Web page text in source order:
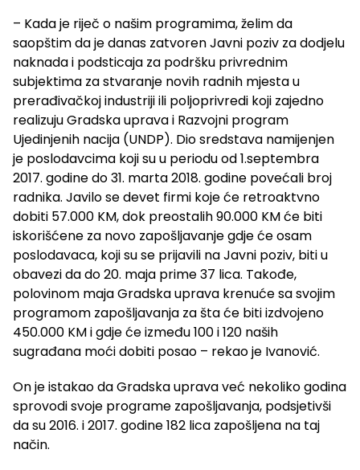
– Kada je riječ o našim programima, želim da
saopštim da je danas zatvoren Javni poziv za dodjelu
naknada i podsticaja za podršku privrednim
subjektima za stvaranje novih radnih mjesta u
prerađivačkoj industriji ili poljoprivredi koji zajedno
realizuju Gradska uprava i Razvojni program
Ujedinjenih nacija (UNDP). Dio sredstava namijenjen
je poslodavcima koji su u periodu od 1.septembra
2017. godine do 31. marta 2018. godine povećali broj
radnika. Javilo se devet firmi koje će retroaktvno
dobiti 57.000 KM, dok preostalih 90.000 KM će biti
iskorišćene za novo zapošljavanje gdje će osam
poslodavaca, koji su se prijavili na Javni poziv, biti u
obavezi da do 20. maja prime 37 lica. Takođe,
polovinom maja Gradska uprava krenuće sa svojim
programom zapošljavanja za šta će biti izdvojeno
450.000 KM i gdje će između 100 i 120 naših
sugrađana moći dobiti posao – rekao je Ivanović.
On je istakao da Gradska uprava već nekoliko godina
sprovodi svoje programe zapošljavanja, podsjetivši
da su 2016. i 2017. godine 182 lica zapošljena na taj
način.